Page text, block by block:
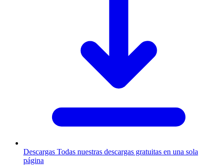
Descargas Todas nuestras descargas gratuitas en una sola
página